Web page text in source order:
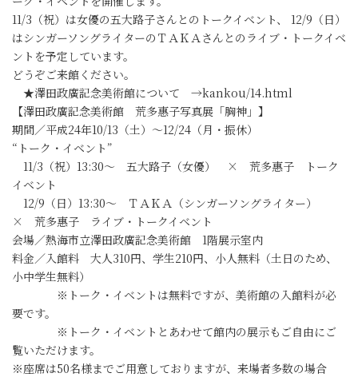
11/3（祝）は女優の五大路子さんとのトークイベント、 12/9（日）
はシンガーソングライターのＴＡＫＡさんとのライブ・トークイベ
ントを予定しています。
どうぞご来館ください。
★澤田政廣記念美術館について →kankou/14.html
【澤田政廣記念美術館 荒多惠子写真展「胸神」】
期間／平成24年10/13（土）～12/24（月・振休）
“トーク・イベント”
11/3（祝）13:30～ 五大路子（女優） × 荒多惠子 トーク
イベント
12/9（日）13:30～ ＴＡＫＡ（シンガーソングライター）
× 荒多惠子 ライブ・トークイベント
会場／熱海市立澤田政廣記念美術館 1階展示室内
料金／入館料 大人310円、学生210円、小人無料（土日のため、
小中学生無料）
※トーク・イベントは無料ですが、美術館の入館料が必
要です。
※トーク・イベントとあわせて館内の展示もご自由にご
覧いただけます。
※座席は50名様までご用意しておりますが、来場者多数の場合